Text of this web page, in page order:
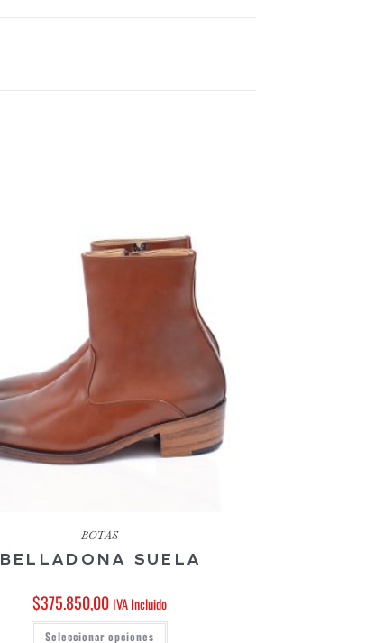
BOTAS
BELLADONA SUELA
$375.850,00 IVA Incluido
Seleccionar opciones